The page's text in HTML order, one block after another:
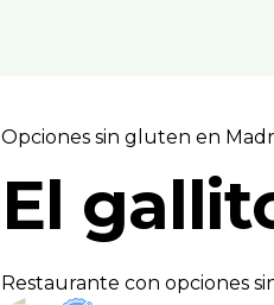
Opciones sin gluten en
El
Restaurante con opciones